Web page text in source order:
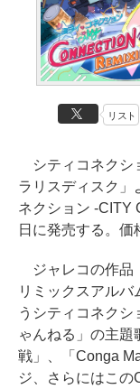
リスト
シティコネクシ
ラリスディスク」
ネクション -CITY
日に発売する。価
ジャレコの作品
リミックスアル
うシティコネクシ
ゃんねる」の主題
戦」、「Conga
ジ、さらにはこの